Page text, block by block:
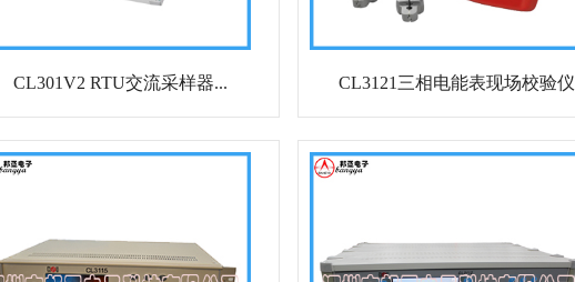
CL301V2 RTU交流采样器... CL3121三相电能表现场校验仪